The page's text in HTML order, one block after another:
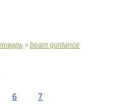
> beam guidance
6 7